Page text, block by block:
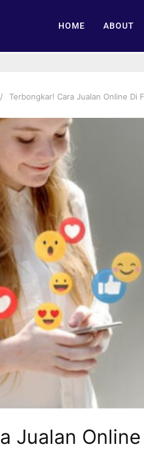
HOME ABOUT
Terbongkar! Cara Jualan Online Di
Jualan